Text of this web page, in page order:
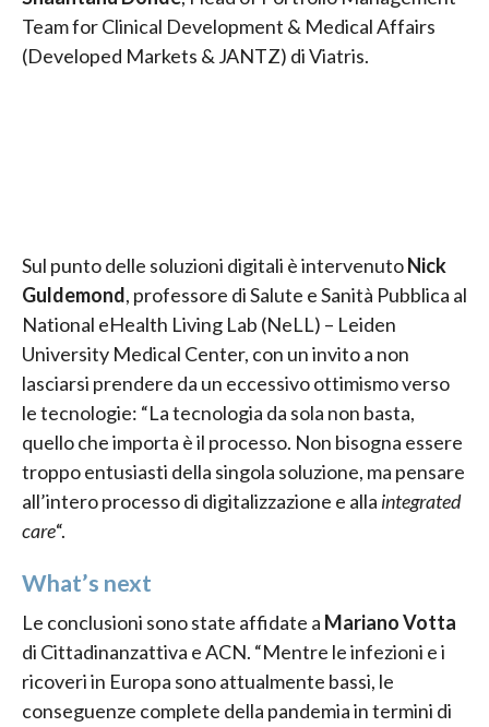
Team for Clinical Development & Medical Affairs
(Developed Markets & JANTZ) di Viatris.
Sul punto delle soluzioni digitali è intervenutoNick
Guldemond, professore di Salute e Sanità Pubblica al
National eHealth Living Lab (NeLL) – Leiden
University Medical Center, con un invito a non
lasciarsi prendere da un eccessivo ottimismo verso
le tecnologie: “La tecnologia da sola non basta,
quello che importa è il processo. Non bisogna essere
troppo entusiasti della singola soluzione, ma pensare
all’intero processo di digitalizzazione e alla integrated
care“.
What’s next
Le conclusioni sono state affidate a Mariano Votta
di Cittadinanzattiva e ACN. “Mentre le infezioni e i
ricoveri in Europa sono attualmente bassi, le
conseguenze complete della pandemia in termini di